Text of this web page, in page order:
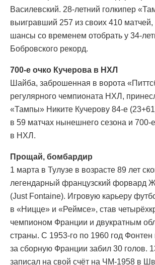
Василевский. 28-летний голкипер
выигравший 257 из своих 410
шансы со временем отобрать у 34-
Бобровского рекорд.
700-е очко Кучерова в НХЛ
Шайба, заброшенная в ворота
регулярного чемпионата НХЛ,
«Тампы» Никите Кучерову 84-е
в 59 матчах нынешнего сезона и 700-
в НХЛ.
Прощай, бомбардир
1 марта в Тулузе в возрасте 89 лет
легендарный французский форвард
(Just Fontaine). Игровую карьеру
в «Ницце» и «Реймсе», став
чемпионом Франции и двукратным
страны. С 1953-го по 1960 год Фонтен
за сборную Франции забил 30 голов.
записал на свой счёт на ЧМ-1958 в